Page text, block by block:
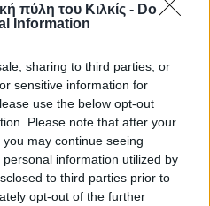
πύλη του Κιλκίς - Do
Information
sharing to third parties, or
sensitive information for
use the below opt-out
Please note that after your
may continue seeing
information utilized by
to third parties prior to
opt-out of the further